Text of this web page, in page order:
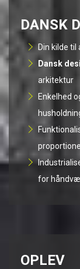
DANSK
Din kilde
Dansk
arkitektur
Enkelhed
for
OPLEV